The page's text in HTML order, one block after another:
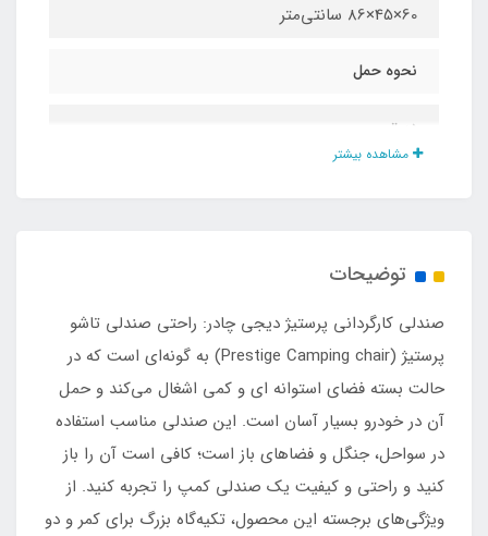
60×45×86 سانتی‌متر
نحوه حمل
دستی
تحمل وزن
تا ۱۳۰ کیلو
کمپینگ و طبیعت‌گردی پیک‌نیک ساحل و تفریحات
کنار دریا
مشاهده بیشتر
توضیحات
صندلی کارگردانی پرستیژ دیجی چادر: راحتی صندلی تاشو
پرستیژ (Prestige Camping chair) به گونه‌ای است که در
حالت بسته فضای استوانه ای و کمی اشغال می‌کند و حمل
آن در خودرو بسیار آسان است. این صندلی مناسب استفاده
در سواحل، جنگل و فضاهای باز است؛ کافی است آن را باز
کنید و راحتی و کیفیت یک صندلی کمپ را تجربه کنید. از
ویژگی‌های برجسته این محصول، تکیه‌گاه بزرگ برای کمر و دو